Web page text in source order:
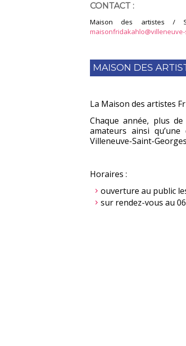
CONTACT :
Maison des artistes /
MAISON DES
La Maison des artistes
Chaque année, plus
amateurs ainsi
Villeneuve-Saint-
Horaires :
ouverture au public
sur rendez-vous au